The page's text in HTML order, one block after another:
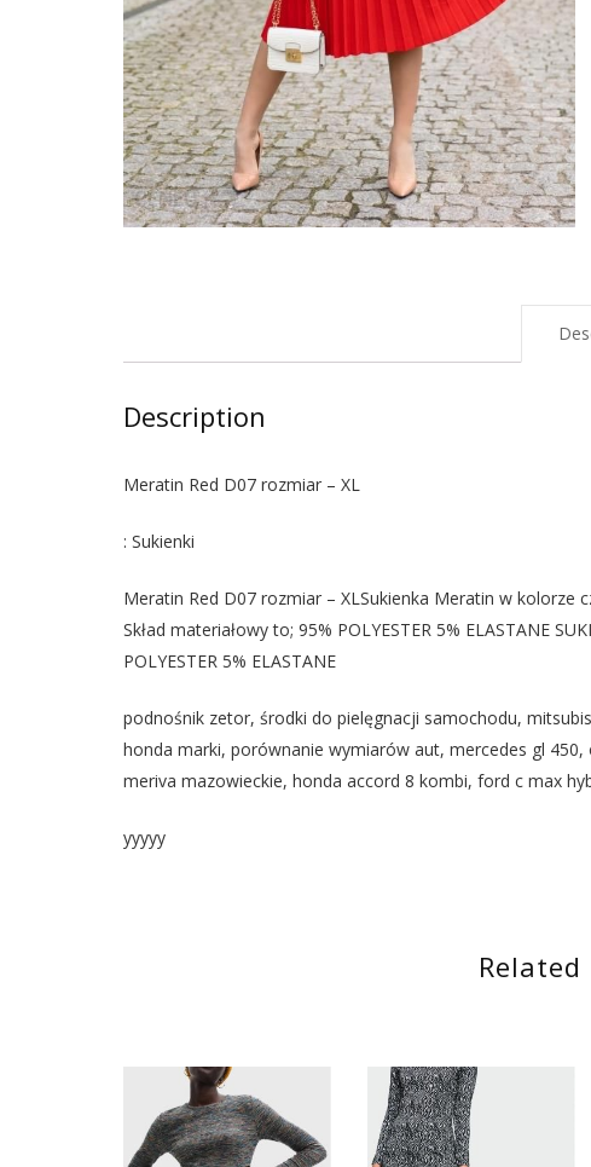
Description
Meratin Red D07 rozmiar – XL
: Sukienki
Meratin Red D07 rozmiar – XLSukienka Meratin w kolorze
Skład materiałowy to; 95% POLYESTER 5% ELASTANE
POLYESTER 5% ELASTANE
podnośnik zetor, środki do pielęgnacji samochodu,
honda marki, porównanie wymiarów aut, mercedes gl
meriva mazowieckie, honda accord 8 kombi, ford c max
yyyyy